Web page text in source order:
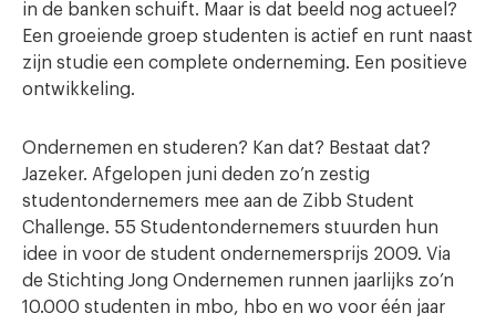
in de banken schuift. Maar is dat beeld nog actueel?
Een groeiende groep studenten is actief en runt naast
zijn studie een complete onderneming. Een positieve
ontwikkeling.
Ondernemen en studeren? Kan dat? Bestaat dat?
Jazeker. Afgelopen juni deden zo’n zestig
studentondernemers mee aan de Zibb Student
Challenge. 55 Studentondernemers stuurden hun
idee in voor de student ondernemersprijs 2009. Via
de Stichting Jong Ondernemen runnen jaarlijks zo’n
10.000 studenten in mbo, hbo en wo voor één jaar